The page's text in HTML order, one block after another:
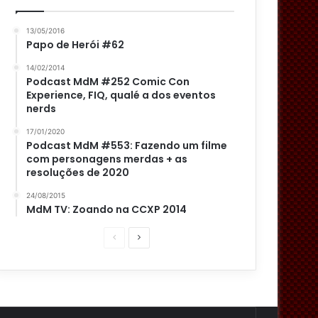
13/05/2016
Papo de Herói #62
14/02/2014
Podcast MdM #252 Comic Con
Experience, FIQ, qualé a dos eventos
nerds
17/01/2020
Podcast MdM #553: Fazendo um filme
com personagens merdas + as
resoluções de 2020
24/08/2015
MdM TV: Zoando na CCXP 2014